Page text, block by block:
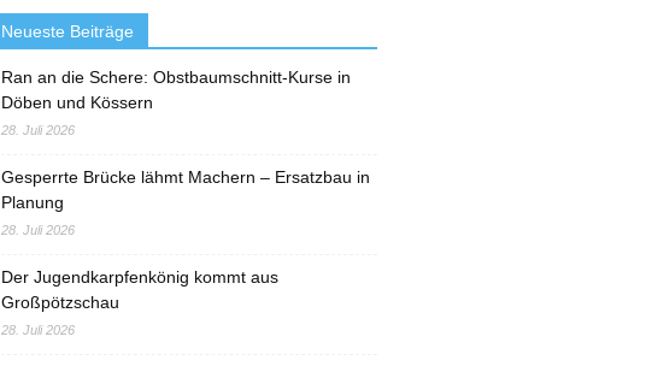
Neueste Beiträge
Ran an die Schere: Obstbaumschnitt-Kurse in
Döben und Kössern
28. Juli 2026
Gesperrte Brücke lähmt Machern – Ersatzbau in
Planung
28. Juli 2026
Der Jugendkarpfenkönig kommt aus
Großpötzschau
28. Juli 2026